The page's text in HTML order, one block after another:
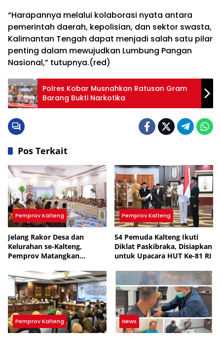
“Harapannya melalui kolaborasi nyata antara
pemerintah daerah, kepolisian, dan sektor swasta,
Kalimantan Tengah dapat menjadi salah satu pilar
penting dalam mewujudkan Lumbung Pangan
Nasional,” tutupnya.(red)
Polres Kobar Musnahkan Ratusan Gram
Barang Bukti Narkotika
Pos Terkait
Pemprov Kalteng
Jelang Rakor Desa dan
Kelurahan se-Kalteng,
Pemprov Matangkan
Tugas
Pemprov Kalteng
54 Pemuda Kalteng Ikuti
Diklat Paskibraka, Disiapkan
untuk Upacara HUT Ke-81 RI
Pemprov Kalteng News